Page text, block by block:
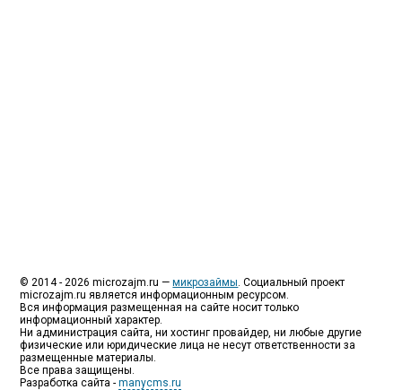
© 2014 - 2026 microzajm.ru —микрозаймы. Социальный проект
microzajm.ru является информационным ресурсом.
Вся информация размещенная на сайте носит только
информационный характер.
Ни администрация сайта, ни хостинг провайдер, ни любые другие
физические или юридические лица не несут ответственности за
размещенные материалы.
Все права защищены.
Разработка сайта -manycms.ru